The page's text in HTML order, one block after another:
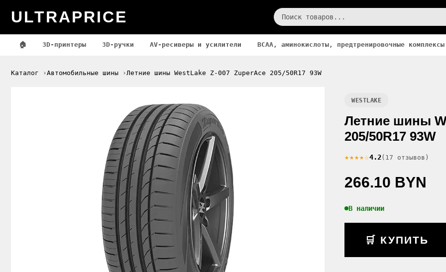
ULTRAPRICE
🏠 3D-принтеры 3D-ручки AV-ресиверы и усилители BCAA, аминокислоты, предтренировочные
Каталог Автомобильные шины Летние шины WestLake Z-007 ZuperAce 205/50R17 93W
WESTLAKE
Летние шины
205/50R17 93W
★★★★☆4.2(17 отзывов)
266.10 BYN
В наличии
🛒 КУПИТЬ